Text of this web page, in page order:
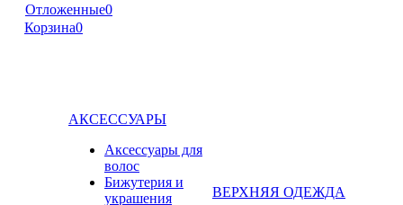
Отложенные0
Корзина0
АКСЕССУАРЫ
Аксессуары для
волос
Бижутерия и
украшения
ВЕРХНЯЯ ОДЕЖДА